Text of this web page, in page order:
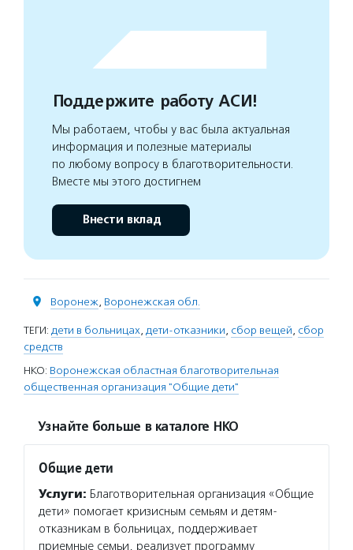
Поддержите работу АСИ!
Мы работаем, чтобы у вас была актуальная
информация и полезные материалы
по любому вопросу в благотворительности.
Вместе мы этого достигнем
Внести вклад
Воронеж, Воронежская обл.
ТЕГИ: дети в больницах, дети-отказники, сбор вещей, сбор
средств
НКО: Воронежская областная благотворительная
общественная организация "Общие дети"
Узнайте больше в каталоге НКО
Общие дети
Услуги: Благотворительная организация «Общие
дети» помогает кризисным семьям и детям-
отказникам в больницах, поддерживает
приемные семьи, реализует программу